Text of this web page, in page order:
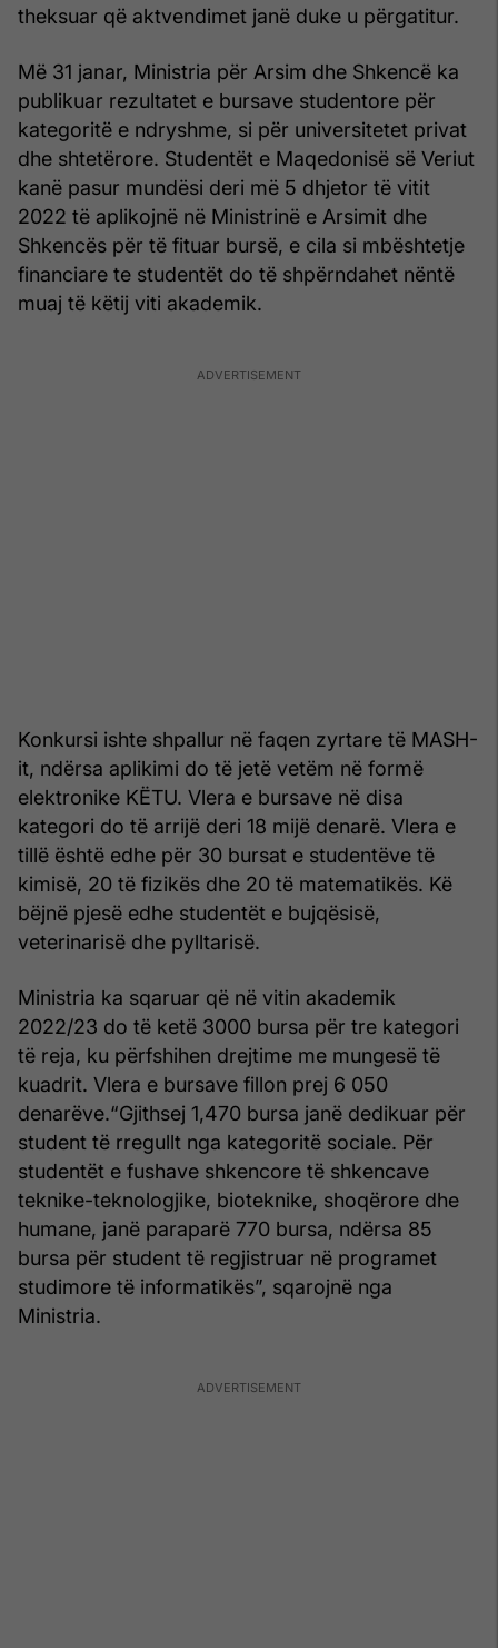
theksuar që aktvendimet janë duke u përgatitur.
Më 31 janar, Ministria për Arsim dhe Shkencë ka
publikuar rezultatet e bursave studentore për
kategoritë e ndryshme, si për universitetet privat
dhe shtetërore. Studentët e Maqedonisë së Veriut
kanë pasur mundësi deri më 5 dhjetor të vitit
2022 të aplikojnë në Ministrinë e Arsimit dhe
Shkencës për të fituar bursë, e cila si mbështetje
financiare te studentët do të shpërndahet nëntë
muaj të këtij viti akademik.
Konkursi ishte shpallur në faqen zyrtare të MASH-
it, ndërsa aplikimi do të jetë vetëm në formë
elektronike KËTU. Vlera e bursave në disa
kategori do të arrijë deri 18 mijë denarë. Vlera e
tillë është edhe për 30 bursat e studentëve të
kimisë, 20 të fizikës dhe 20 të matematikës. Kë
bëjnë pjesë edhe studentët e bujqësisë,
veterinarisë dhe pylltarisë.
Ministria ka sqaruar që në vitin akademik
2022/23 do të ketë 3000 bursa për tre kategori
të reja, ku përfshihen drejtime me mungesë të
kuadrit. Vlera e bursave fillon prej 6 050
denarëve.“Gjithsej 1,470 bursa janë dedikuar për
student të rregullt nga kategoritë sociale. Për
studentët e fushave shkencore të shkencave
teknike-teknologjike, bioteknike, shoqërore dhe
humane, janë paraparë 770 bursa, ndërsa 85
bursa për student të regjistruar në programet
studimore të informatikës”, sqarojnë nga
Ministria.